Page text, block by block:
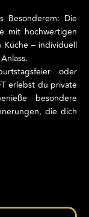
Besonderem: Die
mit hochwertigen
Küche – individuell
oder
erlebst du private
besondere
die dich